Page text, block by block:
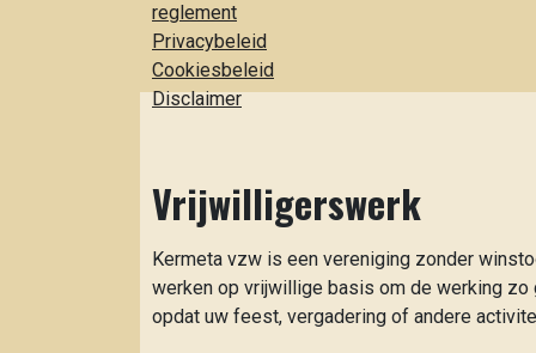
reglement
Privacybeleid
Cookiesbeleid
Disclaimer
Vrijwilligerswerk
Kermeta vzw is een vereniging zonder
werken op vrijwillige basis om de werking
opdat uw feest, vergadering of andere